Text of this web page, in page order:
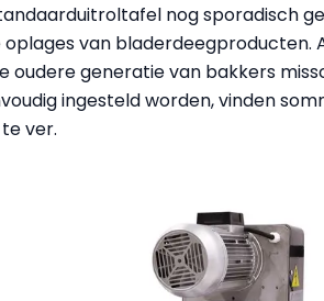
nog sporadisch
van bladerdeegproducten.
oudere generatie van bakkers
ingesteld worden, vinden
ver.